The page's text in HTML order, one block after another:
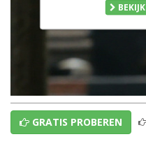
GRATIS PROBEREN